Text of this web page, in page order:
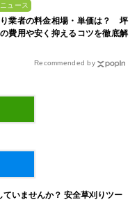
ュース
業者の料金相場・単価は？ 坪
費用や安く抑えるコツを徹底解
Recommended by
ていませんか？ 安全草刈りツー